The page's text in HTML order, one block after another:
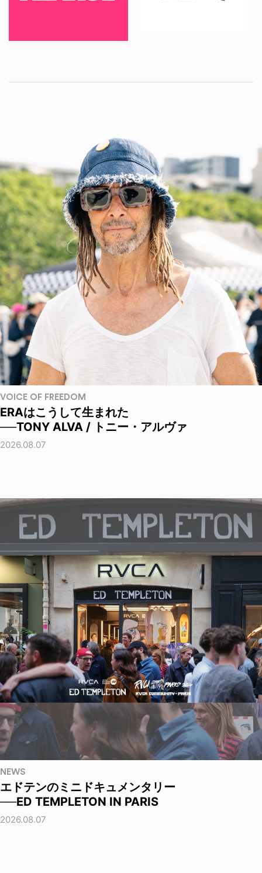
VOICE OF FREEDOM
ERAはこうして生まれた
──TONY ALVA / トニー・アルヴァ
2026.08.07
NEWS
エドテンのミニドキュメンタリー
──ED TEMPLETON IN PARIS
2026.08.07